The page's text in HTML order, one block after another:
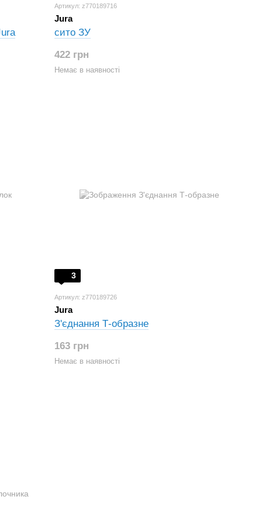
Артикул: z770189716
Jura
сито ЗУ
422 грн
Немає в наявності
3
Артикул: z770189726
Jura
З'єднання Т-образне
163 грн
Немає в наявності